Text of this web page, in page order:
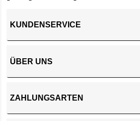
KUNDENSERVICE
ÜBER UNS
ZAHLUNGSARTEN